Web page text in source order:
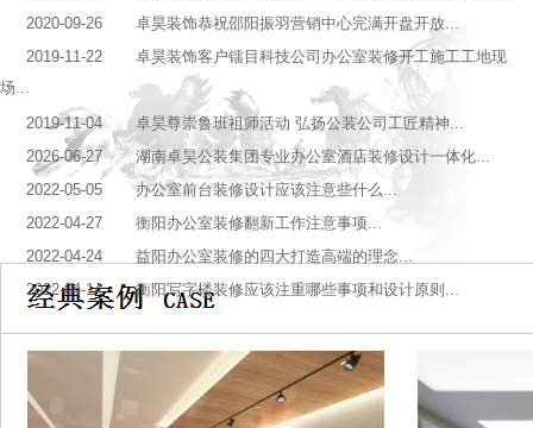
2020-09-26 卓昊装饰恭祝邵阳振羽营销中心完满开盘开放...
2019-11-22 卓昊装饰客户镭目科技公司办公室装修开工施工工地现
场...
2019-11-04 卓昊尊崇鲁班祖师活动 弘扬公装公司工匠精神...
2026-06-27 湖南卓昊公装集团专业办公室酒店装修设计一体化...
2022-05-05 办公室前台装修设计应该注意些什么...
2022-04-27 衡阳办公室装修翻新工作注意事项...
2022-04-24 益阳办公室装修的四大打造高端的理念...
2022-04-14 衡阳写字楼装修应该注重哪些事项和设计原则...